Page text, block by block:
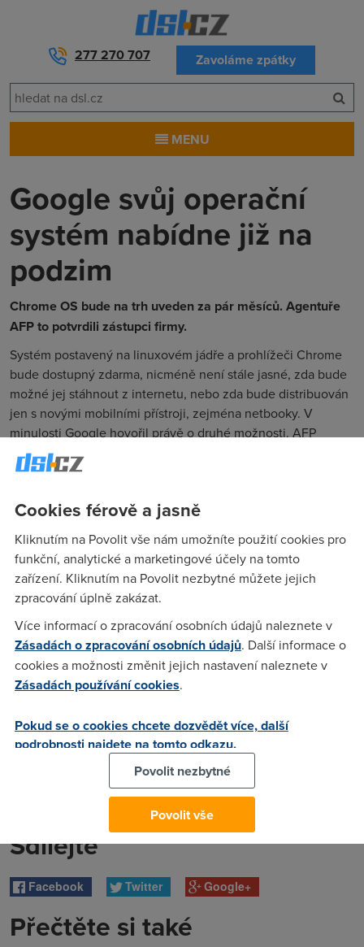
277 270 707 Zavoláme zpátky
MENU
Google svůj operační
systém nabídne již na
podzim
Chrome OS bude na trh uveden za pár měsíců. Agentuře
AFP to potvrdili zástupci firmy.
Systém postavený na linuxovém jádře a prohlížeči Chrome
bude dostupný zdarma, nicméně není stále jasné, zda bude
možné jej stáhnout z internetu, nebo zda bude distribuován
jen s novými mobilními přístroji, zejména netbooky. V
minulosti Google hovořil právě o druhé možnosti. AFP
citovala viceprezidenta Googlu Sundara Pičaje, který uvedl,
že firma pracuje na novém zařízení, které vyjde ještě letos
od prvního od uvedení bude mít miliony uživatelů.
2. 6. 2010
Autor: Redakce DSL.cz
Sdílejte
Facebook Twitter Google+
Přečtěte si také
Cookies férově a jasně
Kliknutím na Povolit vše nám umožníte použití cookies pro
funkční, analytické a marketingové účely na tomto
zařízení. Kliknutím na Povolit nezbytné můžete jejich
zpracování úplně zakázat.
Více informací o zpracování osobních údajů naleznete v
Zásadách o zpracování osobních údajů. Další informace o
cookies a možnosti změnit jejich nastavení naleznete v
Zásadách používání cookies.
Pokud se o cookies chcete dozvědět více, další
podrobnosti najdete na tomto odkazu.
Povolit nezbytné
Povolit vše